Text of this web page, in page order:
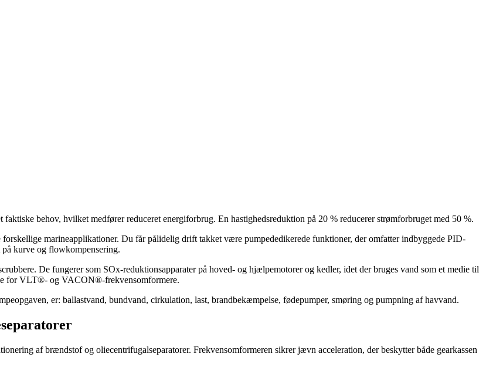
behov, hvilket medfører reduceret energiforbrug. En hastighedsreduktion på 20 % reducerer strømforbruget med 50 %.
marineapplikationer. Du får pålidelig drift takket være pumpededikerede funktioner, der omfatter indbyggede PID-
på kurve og flowkompensering.
De fungerer som SOx-reduktionsapparater på hoved- og hjælpemotorer og kedler, idet der bruges vand som et medie til
for VLT®- og VACON®-frekvensomformere.
er: ballastvand, bundvand, cirkulation, last, brandbekæmpelse, fødepumper, smøring og pumpning af havvand.
af brændstof og oliecentrifugalseparatorer. Frekvensomformeren sikrer jævn acceleration, der beskytter både gearkassen